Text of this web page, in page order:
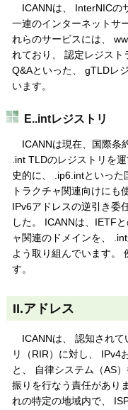
ICANNは、 InterNICの
一連のインターネットサ
れらのサービスには、
れており、 認定レジス
Q&Aといった、 gTLDレ
います。
E..intレジストリ
ICANNは現在、国際条
.int TLDのレジストリを
史的に、 .ip6.intといった
トラクチャ関連向けにも
IPv6アドレスの逆引き委
した。 ICANNは、IETF
ャ関連のドメインを、
よう取り組んでいます。
す。
II.アドレス
ICANNは、 認知されて
リ（RIR）に対し、 IPv4
と、 自律システム（AS
振りを行なう責任があり
れの特定の地域内で、